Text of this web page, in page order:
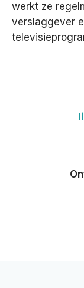
werkt ze
verslaggever